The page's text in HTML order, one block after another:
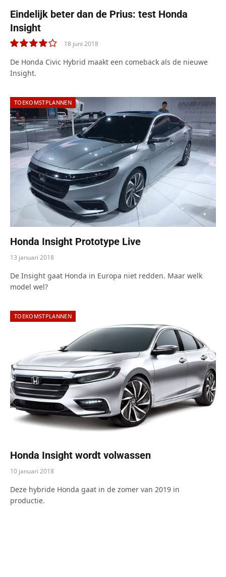
Eindelijk beter dan de Prius: test Honda
Insight
8.0
18 juni 2018
De Honda Civic Hybrid maakt een comeback als de nieuwe
Insight.
TOEKOMSTPLANNEN
Honda Insight Prototype Live
13 januari 2018
De Insight gaat Honda in Europa niet redden. Maar welk
model wel?
TOEKOMSTPLANNEN
Honda Insight wordt volwassen
10 januari 2018
Deze hybride Honda gaat in de zomer van 2019 in
productie.